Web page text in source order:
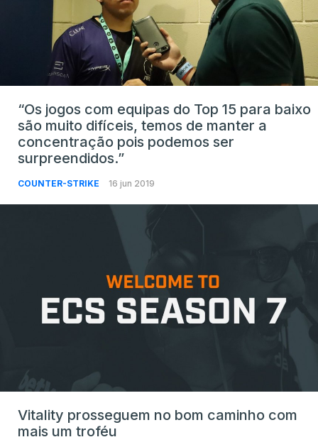
“Os jogos com equipas do Top 15 para baixo
são muito difíceis, temos de manter a
concentração pois podemos ser
surpreendidos.”
COUNTER-STRIKE 16 jun 2019
Vitality prosseguem no bom caminho com
mais um troféu